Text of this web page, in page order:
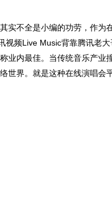
不全是小编的功劳，作为
视频Live Music背靠腾讯老
业内最佳。当传统音乐产业
世界。就是这种在线演唱会